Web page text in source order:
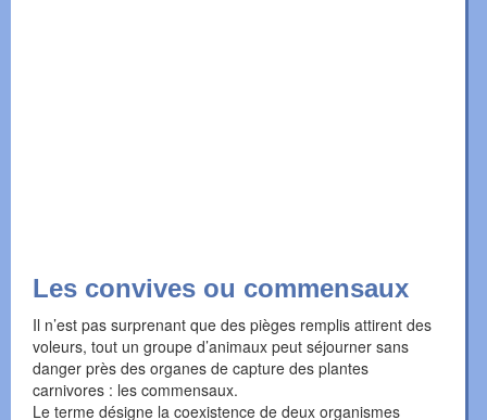
Les convives ou commensaux
Il n’est pas surprenant que des pièges remplis attirent des
voleurs, tout un groupe d’animaux peut séjourner sans
danger près des organes de capture des plantes
carnivores : les commensaux.
Le terme désigne la coexistence de deux organismes